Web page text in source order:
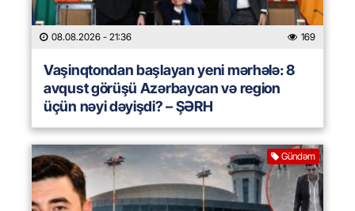
08.08.2026 - 21:36 169
Vaşinqtondan başlayan yeni mərhələ: 8
avqust görüşü Azərbaycan və region
üçün nəyi dəyişdi? – ŞƏRH
Gündəm